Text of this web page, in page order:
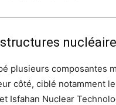
plusieurs composantes
côté, ciblé notamment
Isfahan Nuclear